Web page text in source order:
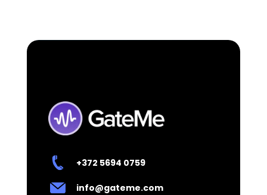
+372 5694 0759
info@gateme.com